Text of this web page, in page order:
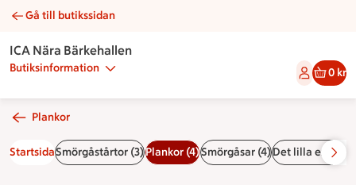
Barnplanka | Catering ICA Nära Bärkehallen
Gå till butikssidan
ICA Nära Bärkehallen
Butiksinformation 0 kr
Plankor
StartsidaSmörgåstårtor (3)Plankor (4)Smörgåsar (4)Det lilla extra